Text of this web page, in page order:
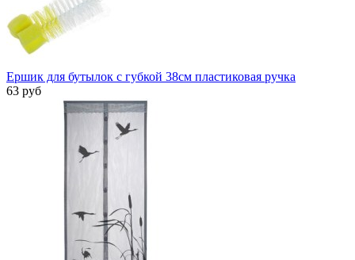
Ершик для бутылок с губкой 38см пластиковая ручка
63 руб